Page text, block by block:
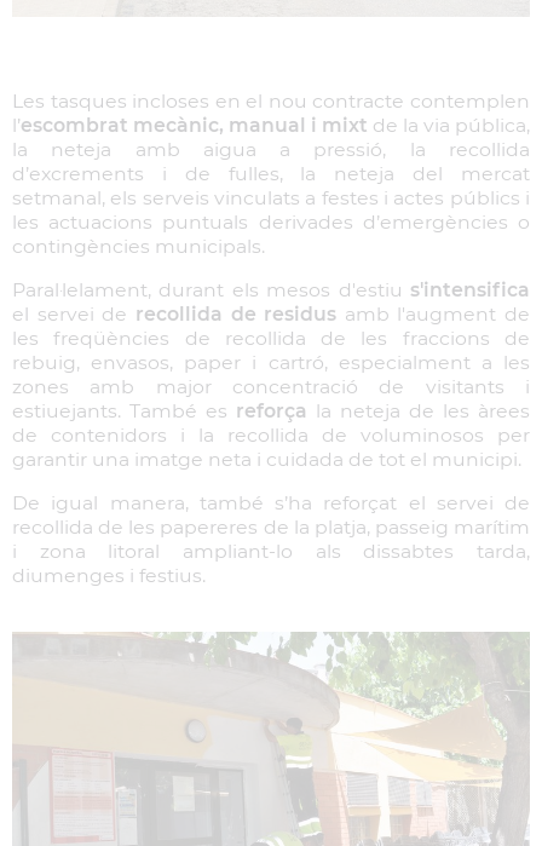
Les tasques incloses en el nou contracte contemplen
l’escombrat mecànic, manual i mixt de la via pública,
la neteja amb aigua a pressió, la recollida
d’excrements i de fulles, la neteja del mercat
setmanal, els serveis vinculats a festes i actes públics i
les actuacions puntuals derivades d’emergències o
contingències municipals.
Paral·lelament, durant els mesos d'estiu s'intensifica
el servei de recollida de residus amb l'augment de
les freqüències de recollida de les fraccions de
rebuig, envasos, paper i cartró, especialment a les
zones amb major concentració de visitants i
estiuejants. També es reforça la neteja de les àrees
de contenidors i la recollida de voluminosos per
garantir una imatge neta i cuidada de tot el municipi.
De igual manera, també s’ha reforçat el servei de
recollida de les papereres de la platja, passeig marítim
i zona litoral ampliant-lo als dissabtes tarda,
diumenges i festius.